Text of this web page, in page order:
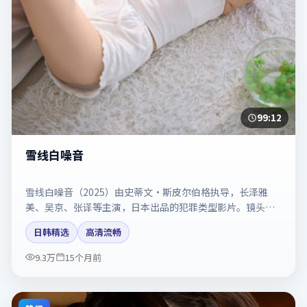
99:12
雪线白噪音
雪线白噪音（2025）由史蒂文·斯皮尔伯格执导，长泽雅
美、吴京、张译等主演，日本出品的犯罪类型影片。镜头克
制却充满张力，人物弧光完整。剧情简介与主创信息可供检
索参考，上映日期以片方资料为准。
日韩精选
高清流畅
9.3万
15个月前